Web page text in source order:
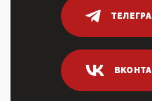
04:47, 10 Апреля 2026
ИНН для переводов по
логических
переводах по ...
03:35, 10 Апреля 2026